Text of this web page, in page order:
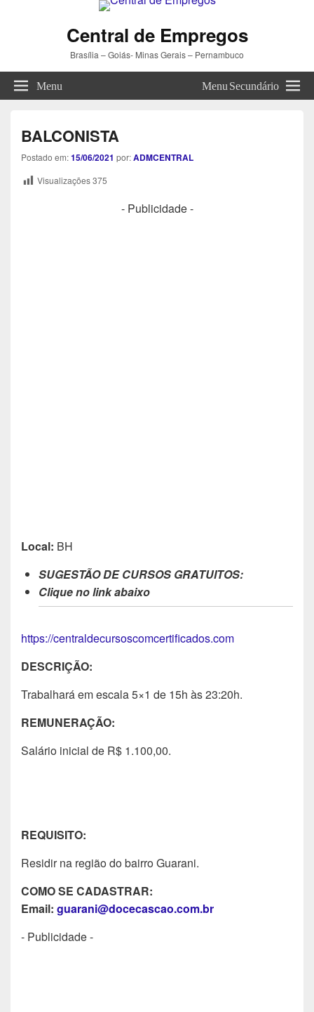
Central de Empregos
Brasília – Goiás- Minas Gerais – Pernambuco
Menu Menu Secundário
BALCONISTA
Postado em:15/06/2021 por:ADMCENTRAL
Visualizações375
- Publicidade -
Local: BH
SUGESTÃO DE CURSOS GRATUITOS:
Clique no link abaixo
https://centraldecursoscomcertificados.com
DESCRIÇÃO:
Trabalhará em escala 5×1 de 15h às 23:20h.
REMUNERAÇÃO:
Salário inicial de R$ 1.100,00.
REQUISITO:
Residir na região do bairro Guarani.
COMO SE CADASTRAR:
Email: guarani@docecascao.com.br
- Publicidade -